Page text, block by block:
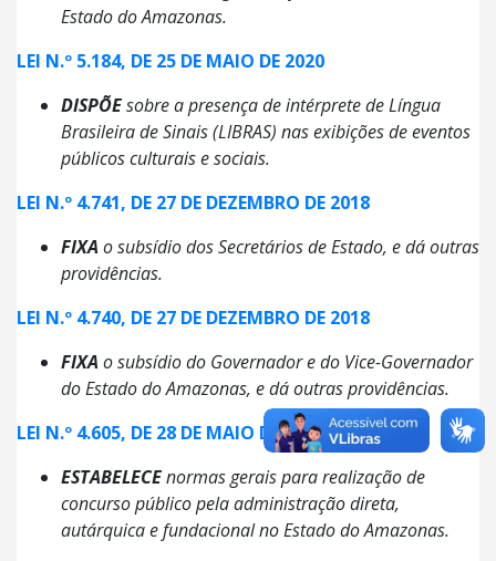
Estado do Amazonas.
LEI N.º 5.184, DE 25 DE MAIO DE 2020
DISPÕEsobre a presença de intérprete de Língua
Brasileira de Sinais (LIBRAS) nas exibições de eventos
públicos culturais e sociais.
LEI N.º 4.741, DE 27 DE DEZEMBRO DE 2018
FIXA o subsídio dos Secretários de Estado, e dá outras
providências.
LEI N.º 4.740, DE 27 DE DEZEMBRO DE 2018
FIXA o subsídio do Governador e do Vice-Governador
do Estado do Amazonas, e dá outras providências.
LEI N.º 4.605, DE 28 DE MAIO DE 2018
ESTABELECEnormas gerais para realização de
concurso público pela administração direta,
autárquica e fundacional no Estado do Amazonas.